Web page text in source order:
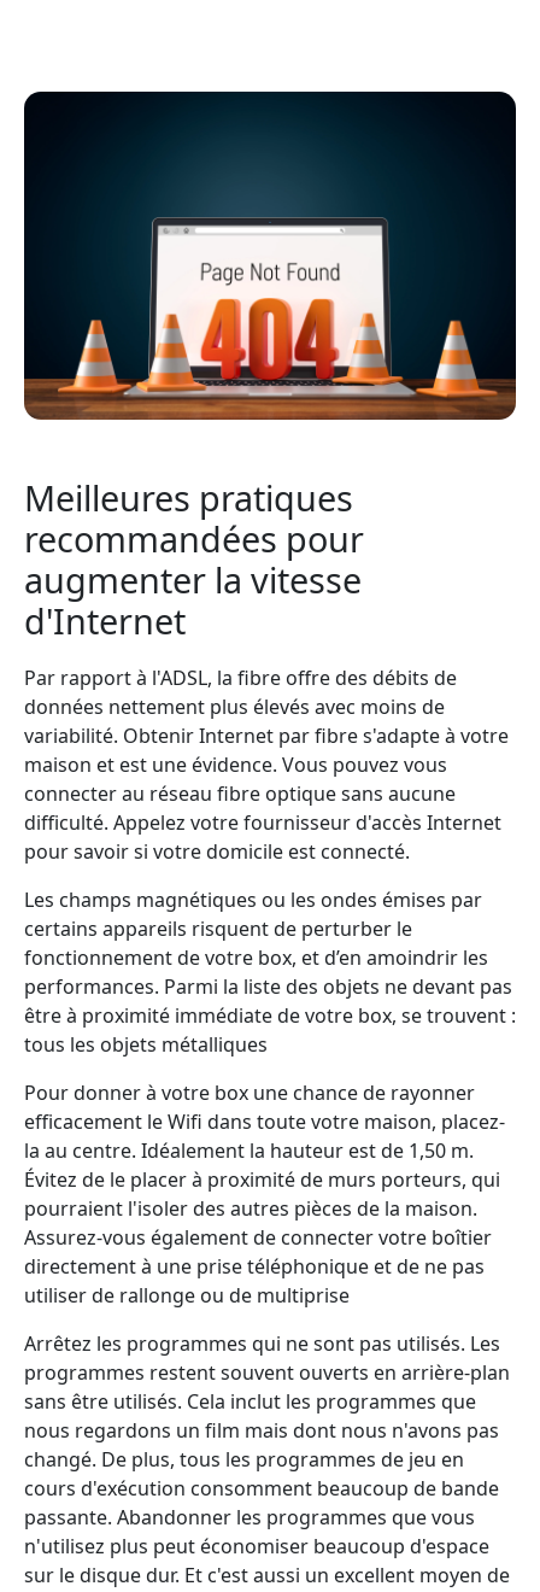
Meilleures pratiques
recommandées pour
augmenter la vitesse
d'Internet
Par rapport à l'ADSL, la fibre offre des débits de
données nettement plus élevés avec moins de
variabilité. Obtenir Internet par fibre s'adapte à votre
maison et est une évidence. Vous pouvez vous
connecter au réseau fibre optique sans aucune
difficulté. Appelez votre fournisseur d'accès Internet
pour savoir si votre domicile est connecté.
Les champs magnétiques ou les ondes émises par
certains appareils risquent de perturber le
fonctionnement de votre box, et d’en amoindrir les
performances. Parmi la liste des objets ne devant pas
être à proximité immédiate de votre box, se trouvent :
tous les objets métalliques
Pour donner à votre box une chance de rayonner
efficacement le Wifi dans toute votre maison, placez-
la au centre. Idéalement la hauteur est de 1,50 m.
Évitez de le placer à proximité de murs porteurs, qui
pourraient l'isoler des autres pièces de la maison.
Assurez-vous également de connecter votre boîtier
directement à une prise téléphonique et de ne pas
utiliser de rallonge ou de multiprise
Arrêtez les programmes qui ne sont pas utilisés. Les
programmes restent souvent ouverts en arrière-plan
sans être utilisés. Cela inclut les programmes que
nous regardons un film mais dont nous n'avons pas
changé. De plus, tous les programmes de jeu en
cours d'exécution consomment beaucoup de bande
passante. Abandonner les programmes que vous
n'utilisez plus peut économiser beaucoup d'espace
sur le disque dur. Et c'est aussi un excellent moyen de